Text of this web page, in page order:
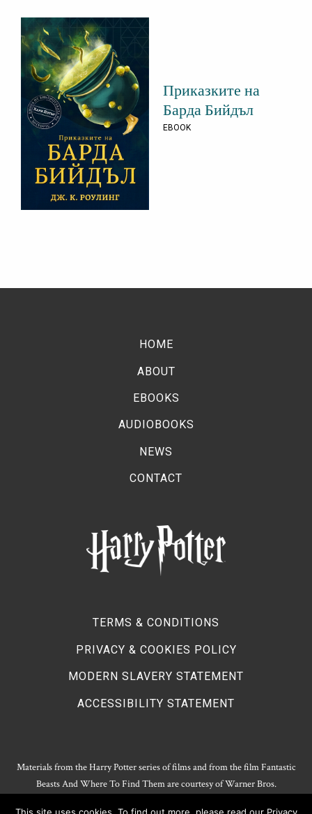
Приказките на
Барда Бийдъл
EBOOK
HOME
ABOUT
EBOOKS
AUDIOBOOKS
NEWS
CONTACT
TERMS & CONDITIONS
PRIVACY & COOKIES POLICY
MODERN SLAVERY STATEMENT
ACCESSIBILITY STATEMENT
Materials from the Harry Potter series of films and from the film Fantastic
Beasts And Where To Find Them are courtesy of Warner Bros.